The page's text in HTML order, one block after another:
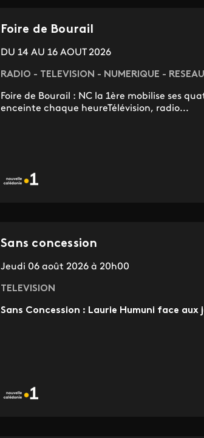
Foire de Bourail
DU 14 AU 16 AOUT 2026
RADIO - TELEVISION - NUMERIQUE -
Foire de Bourail : NC la 1ère mobilise ses
enceinte chaque heureTélévision, radio...
Sans concession
Jeudi 06 août 2026 à 20h00
TELEVISION
Sans Concession : Laurie Humuni face aux